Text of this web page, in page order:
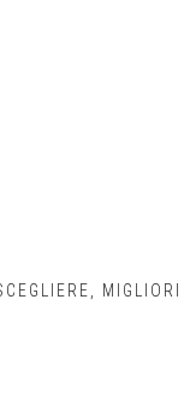
MIGLIORI